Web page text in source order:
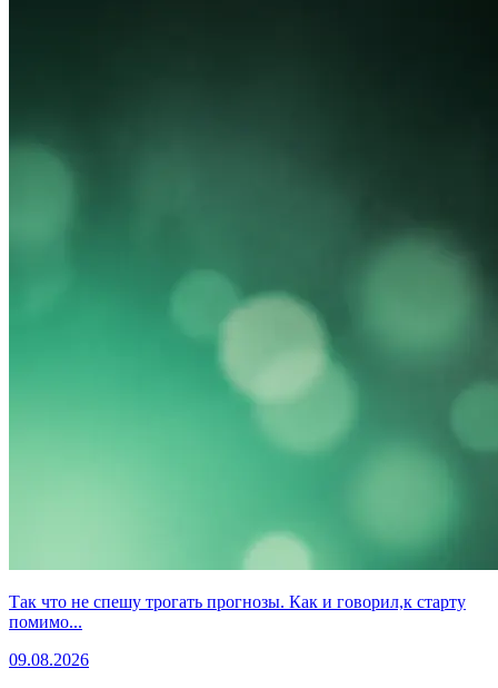
Так что не спешу трогать прогнозы. Как и говорил,к старту
помимо...
09.08.2026